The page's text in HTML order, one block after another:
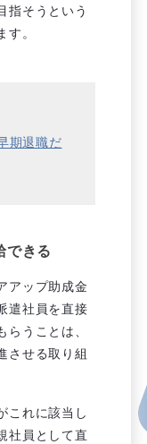
指そうという
す。
期退職だ
できる
アップ助成金
遣社員を直接
らうことは、
させる取り組
これに該当し
社員として直